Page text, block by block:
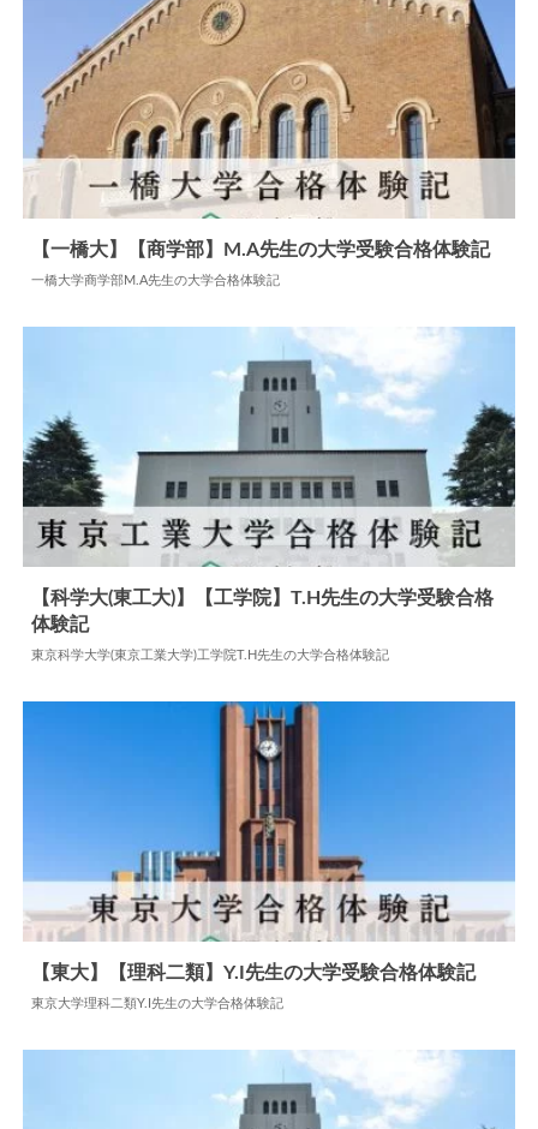
【一橋大】【商学部】M.A先生の大学受験合格体験記
一橋大学商学部M.A先生の大学合格体験記
大学合格体験記
【科学大(東工大)】【工学院】T.H先生の大学受験合格
体験記
東京科学大学(東京工業大学)工学院T.H先生の大学合格体験記
【東大】【理科二類】Y.I先生の大学受験合格体験記
東京大学理科二類Y.I先生の大学合格体験記